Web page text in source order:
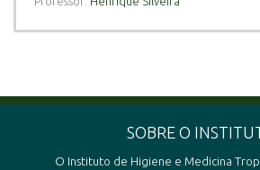
SOBRE O
O Instituto de Higiene e Medicina